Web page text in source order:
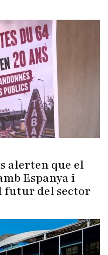
alerten que el
Espanya i
futur del sector